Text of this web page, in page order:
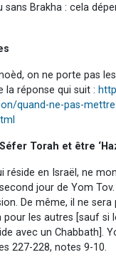
sans Brakha : cela
on ne porte pas
la réponse qui suit :
quand-ne-pas-
Torah et être
réside en Israël, ne
jour de Yom Tov.
De même, il ne sera
pour les autres [sauf si
avec un Chabbath].
227-228, notes 9-10.